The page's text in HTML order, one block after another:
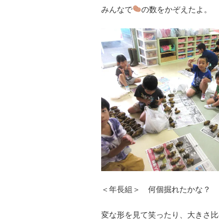
みんなで の数をかぞえたよ。
＜年長組＞ 何個掘れたかな？
変な形を見て笑ったり、大きさ